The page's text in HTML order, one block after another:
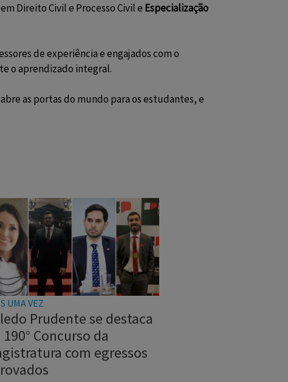
Direito Civil e Processo Civile Especialização
de experiência e engajados com o
o aprendizado integral.
as portas do mundo para os estudantes, e
UMA VEZ
Prudente se destaca
190° Concurso da
com egressos